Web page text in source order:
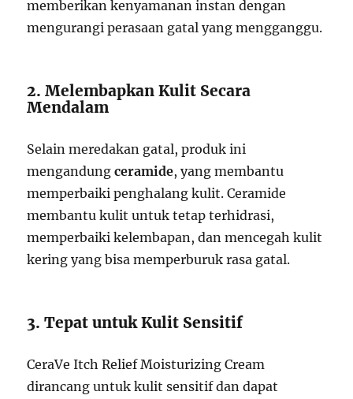
memberikan kenyamanan instan dengan
mengurangi perasaan gatal yang mengganggu.
2. Melembapkan Kulit Secara
Mendalam
Selain meredakan gatal, produk ini
mengandungceramide, yang membantu
memperbaiki penghalang kulit. Ceramide
membantu kulit untuk tetap terhidrasi,
memperbaiki kelembapan, dan mencegah kulit
kering yang bisa memperburuk rasa gatal.
3. Tepat untuk Kulit Sensitif
CeraVe Itch Relief Moisturizing Cream
dirancang untuk kulit sensitif dan dapat